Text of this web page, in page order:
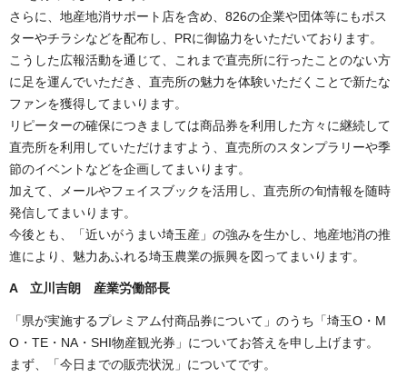
さらに、地産地消サポート店を含め、826の企業や団体等にもポス
ターやチラシなどを配布し、PRに御協力をいただいております。
こうした広報活動を通じて、これまで直売所に行ったことのない方
に足を運んでいただき、直売所の魅力を体験いただくことで新たな
ファンを獲得してまいります。
リピーターの確保につきましては商品券を利用した方々に継続して
直売所を利用していただけますよう、直売所のスタンプラリーや季
節のイベントなどを企画してまいります。
加えて、メールやフェイスブックを活用し、直売所の旬情報を随時
発信してまいります。
今後とも、「近いがうまい埼玉産」の強みを生かし、地産地消の推
進により、魅力あふれる埼玉農業の振興を図ってまいります。
A 立川吉朗 産業労働部長
「県が実施するプレミアム付商品券について」のうち「埼玉O・M
O・TE・NA・SHI物産観光券」についてお答えを申し上げます。
まず、「今日までの販売状況」についてです。